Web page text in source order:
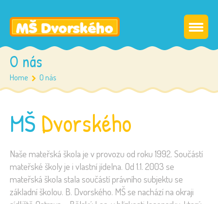
O nás
Home O nás
MŠ Dvorského
Naše mateřská škola je v provozu od roku 1992. Součástí
mateřské školy je i vlastní jídelna. Od 1.1. 2003 se
mateřská škola stala součástí právního subjektu se
základní školou. B. Dvorského. MŠ se nachází na okraji